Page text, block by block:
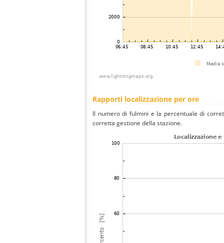
Rapporti localizzazione per ore
Il numero di fulmini e la percentuale di
corretta gestione della stazione.